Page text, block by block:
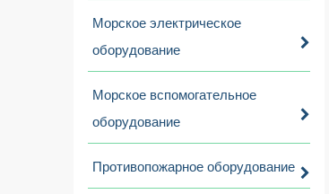
Морское электрическое
оборудование
Морское вспомогательное
оборудование
Противопожарное оборудование